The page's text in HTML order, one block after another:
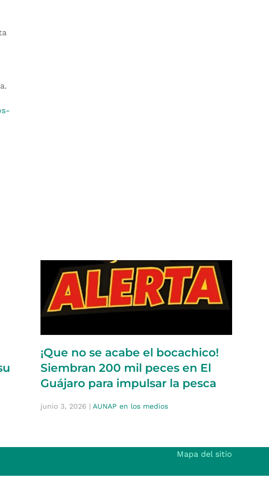
¡Que no se acabe el bocachico!
Siembran 200 mil peces en El
Guájaro para impulsar la pesca
junio 3, 2026 | AUNAP en los medios
Mapa del sitio